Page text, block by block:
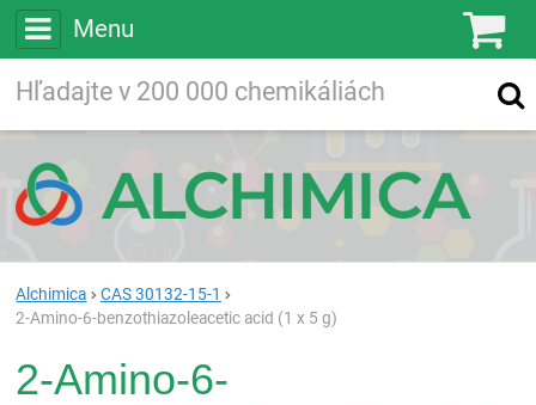
Menu
Vyhľadávanie
Alchimica
CAS 30132-15-1
2-Amino-6-benzothiazoleacetic acid (1 x 5 g)
2-Amino-6-